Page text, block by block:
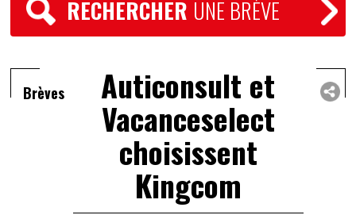
RECHERCHER UNE BRÈVE
Brèves Auticonsult et
Vacanceselect
choisissent
Kingcom